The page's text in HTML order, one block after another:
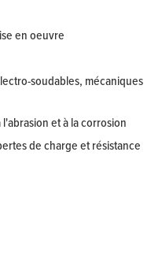
en oeuvre
soudables, mécaniques
et à la corrosion
de charge et résistance